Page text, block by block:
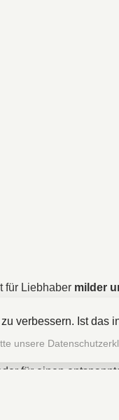
für Liebhaber milder
fürGenießer,die
für einen
verbessern. Ist das
unsere